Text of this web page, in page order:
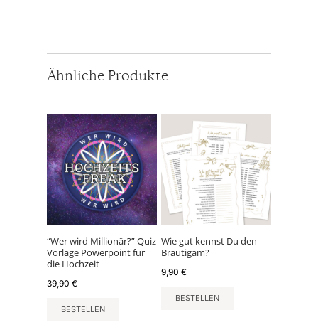
Ähnliche Produkte
“Wer wird Millionär?” Quiz
Vorlage Powerpoint für
die Hochzeit
39,90 €
BESTELLEN
Wie gut kennst Du den
Bräutigam?
9,90€
BESTELLEN